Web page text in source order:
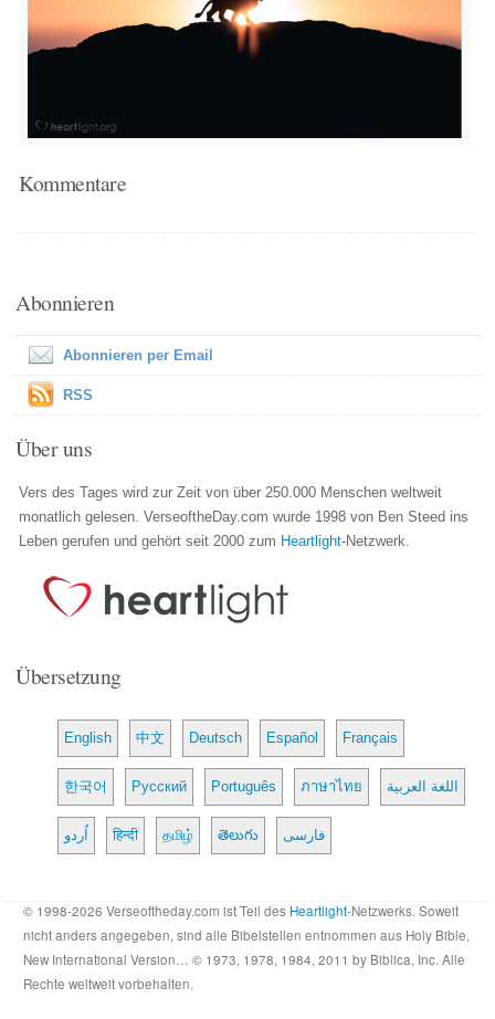
Kommentare
Abonnieren
Abonnieren per Email
RSS
Über uns
Vers des Tages wird zur Zeit von über 250.000 Menschen weltweit
monatlich gelesen. VerseoftheDay.com wurde 1998 von Ben Steed ins
Leben gerufen und gehört seit 2000 zum Heartlight-Netzwerk.
Übersetzung
English 中文 Deutsch Español Français
한국어 Русский Português ภาษาไทย اللغة العربية
اُردو हिन्दी தமிழ் తెలుగు فارسی
© 1998-2026 Verseoftheday.com ist Teil des Heartlight-Netzwerks. Soweit
nicht anders angegeben, sind alle Bibelstellen entnommen aus Holy Bible,
New International Version… © 1973, 1978, 1984, 2011 by Biblica, Inc. Alle
Rechte weltweit vorbehalten.